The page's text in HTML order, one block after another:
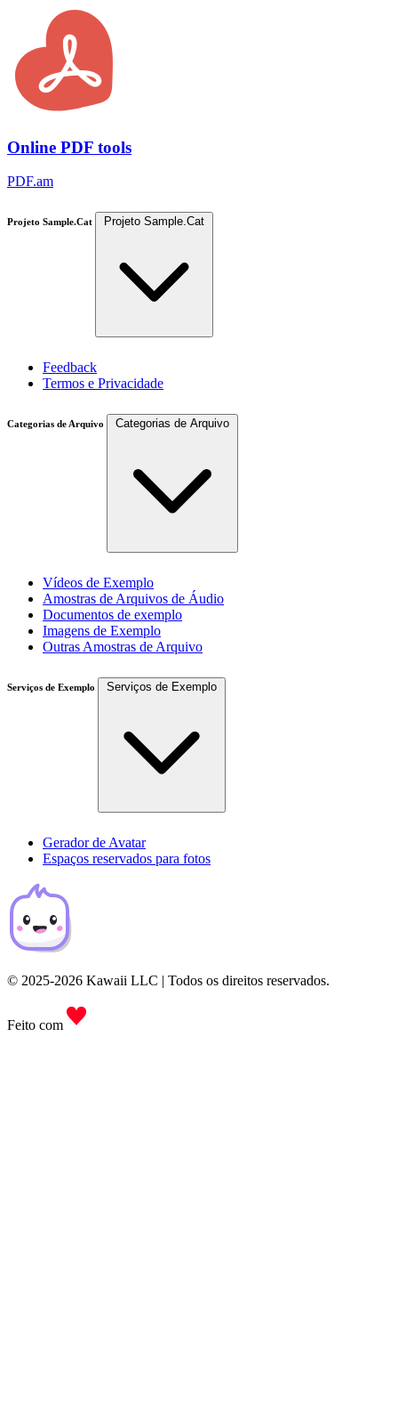
Online PDF tools
PDF.am
Projeto Sample.Cat Projeto Sample.Cat
Feedback
Termos e Privacidade
Categorias de Arquivo Categorias de Arquivo
Vídeos de Exemplo
Amostras de Arquivos de Áudio
Documentos de exemplo
Imagens de Exemplo
Outras Amostras de Arquivo
Serviços de Exemplo Serviços de Exemplo
Gerador de Avatar
Espaços reservados para fotos
© 2025-2026 Kawaii LLC | Todos os direitos reservados.
Feito com